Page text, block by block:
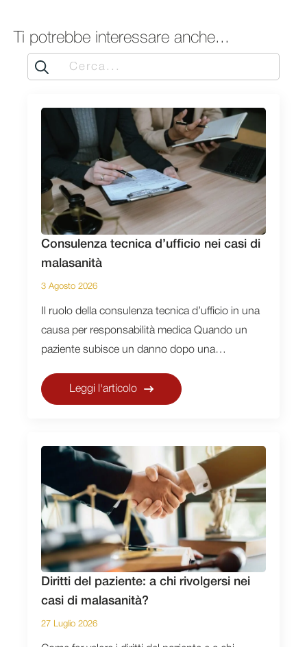
Ti potrebbe interessare anche...
Search
for:
Consulenza tecnica d’ufficio nei casi di
malasanità
3 Agosto 2026
Il ruolo della consulenza tecnica d’ufficio in una
causa per responsabilità medica Quando un
paziente subisce un danno dopo una…
Leggi l'articolo
Diritti del paziente: a chi rivolgersi nei
casi di malasanità?
27 Luglio 2026